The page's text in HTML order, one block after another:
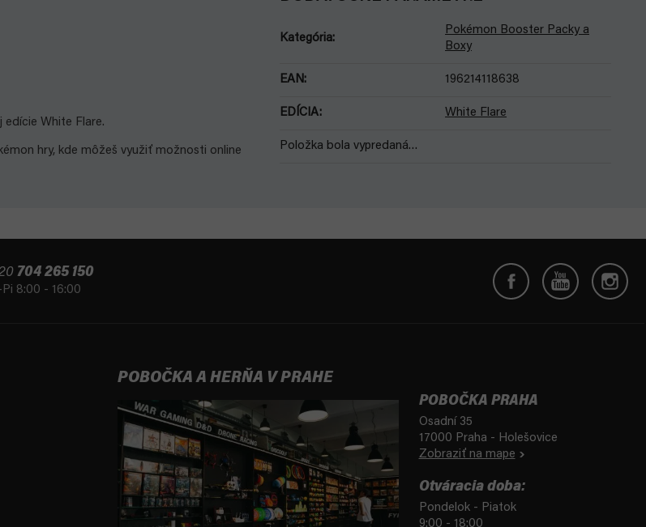
edície White Flare.
hry, kde môžeš využiť možnosti online
Kategória:
Pokémon Booster Packy a
Boxy
EAN: 196214118638
EDÍCIA: White Flare
Položka bola vypredaná…
704 265 150
Pi 8:00 - 16:00
POBOČKA A HERŇA V PRAHE
POBOČKA PRAHA
Osadní 35
17000 Praha - Holešovice
Zobraziť na mape
Otváracia doba:
Pondelok - Piatok
9:00 - 18:00